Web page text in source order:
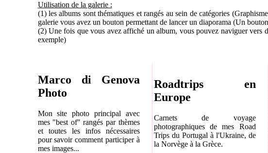
Utilisation de la galerie :
(1) les albums sont thématiques et rangés au sein de catégories
galerie vous avez un bouton permettant de lancer un diaporama (Un
(2) Une fois que vous avez affiché un album, vous pouvez naviguer vers
exemple)
Marco di Genova
Photo
Mon site photo principal avec
mes "best of" rangés par thèmes
et toutes les infos nécessaires
pour savoir comment participer à
mes images...
Roadtrips en
Europe
Carnets de voyage
photographiques de mes Road
Trips du Portugal à l'Ukraine, de
la Norvège à la Grèce.